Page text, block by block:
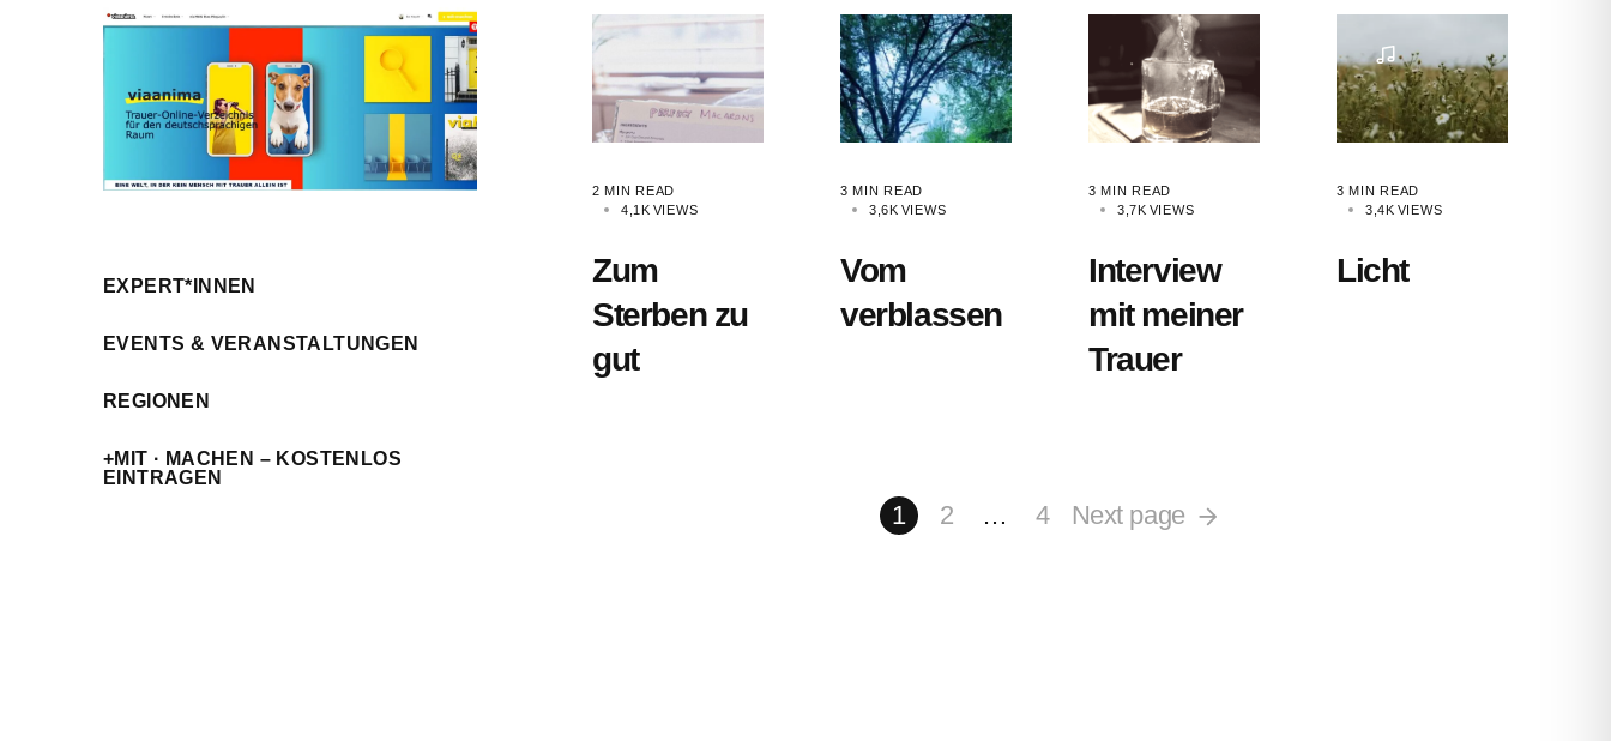
2 MIN READ
4,1K VIEWS
Zum
Sterben zu
gut
3 MIN READ
3,6K VIEWS
Vom
verblassen
3 MIN READ
3,7K VIEWS
Interview
mit meiner
Trauer
3 MIN READ
3,4K VIEWS
Licht
1 2 … 4 Next page
EXPERT*INNEN
EVENTS & VERANSTALTUNGEN
REGIONEN
+MIT · MACHEN – KOSTENLOS
EINTRAGEN